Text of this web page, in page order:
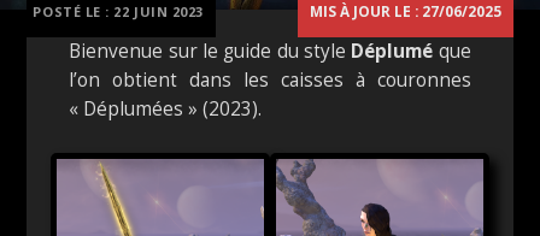
MIS À JOUR LE : 27/06/2025
Bienvenue sur le guide du style Déplumé que
l’on obtient dans les caisses à couronnes
« Déplumées » (2023).
POSTÉ LE : 22 JUIN 2023